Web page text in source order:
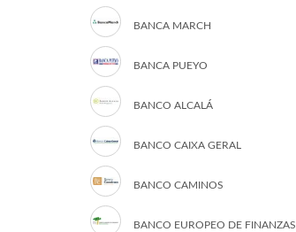
BANCA MARCH
BANCA PUEYO
BANCO ALCALÁ
BANCO CAIXA GERAL
BANCO CAMINOS
BANCO EUROPEO DE FINANZAS